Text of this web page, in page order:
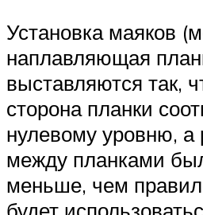
Установка маяков
наплавляющая
выставляются так,
сторона планки
нулевому уровню, а
между планками
меньше, чем